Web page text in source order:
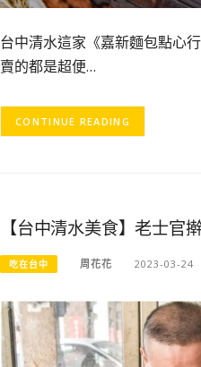
台中清水這家《嘉新麵包點心
賣的都是超便…
CONTINUE READING
【台中清水美食】老士官
吃在台中 周花花 2023-03-24